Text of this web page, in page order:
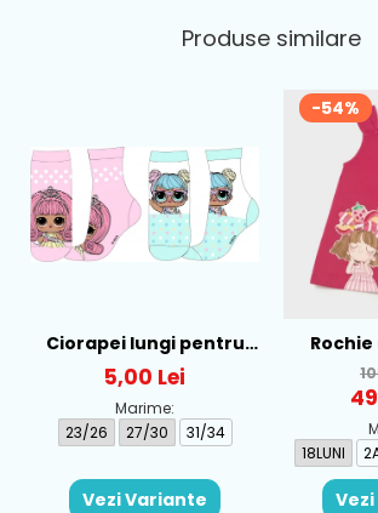
Produse similare
Ciorapei lungi pentru
fete cu personaj LOL -
52-34-315
5,00 Lei
Marime:
23/26
27/30 31/34
Vezi Variante
-54%
pentru
18LUNI